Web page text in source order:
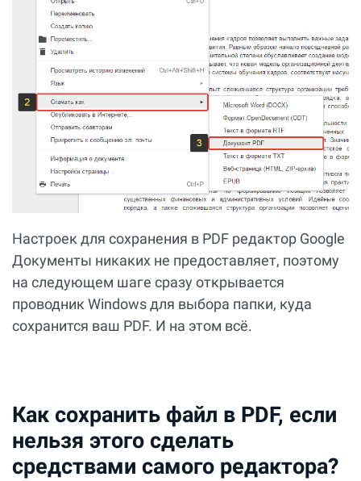
Настроек для сохранения в PDF редактор Google
Документы никаких не предоставляет, поэтому
на следующем шаге сразу открывается
проводник Windows для выбора папки, куда
сохранится ваш PDF. И на этом всё.
Как сохранить файл в PDF, если
нельзя этого сделать
средствами самого редактора?